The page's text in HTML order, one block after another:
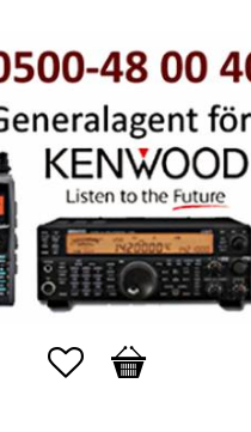
Favoriter
Kundvagn